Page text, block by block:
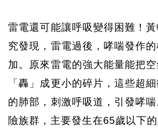
雷電還可能讓呼吸變得困難！
究發現，雷電過後，哮喘發作
加。原來雷電的強大能量能把
「轟」成更小的碎片，這些超
的肺部，刺激呼吸道，引發哮
險族群，主要發生在65歲以下的